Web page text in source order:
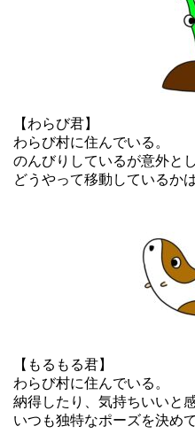
【わらび君】
わらび村に住んでいる。
のんびりしているが意外と
どうやって移動しているか
【もるもる君】
わらび村に住んでいる。
納得したり、気持ちいいと
いつも独特なポーズを決めて